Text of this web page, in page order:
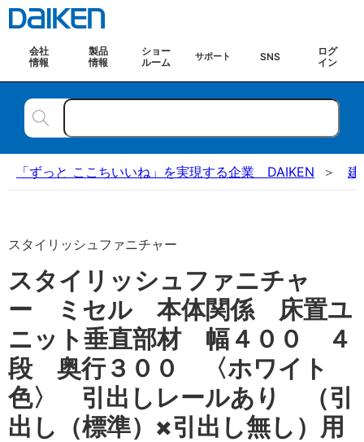
会社
情報
製品
情報
ショー
ルーム
サポート SNS
ログ
イン
「ずっと ここちいいね」を実現する企業 DAIKEN 建
スタイリッシュファニチャー
スタイリッシュファニチャ
ー ミセル 本体関係 床置ユ
ニット垂直部材 幅４００ ４
段 奥行３００ 〈ホワイト
色〉 引出しレールあり （引
出し（標準）×引出し無し）用